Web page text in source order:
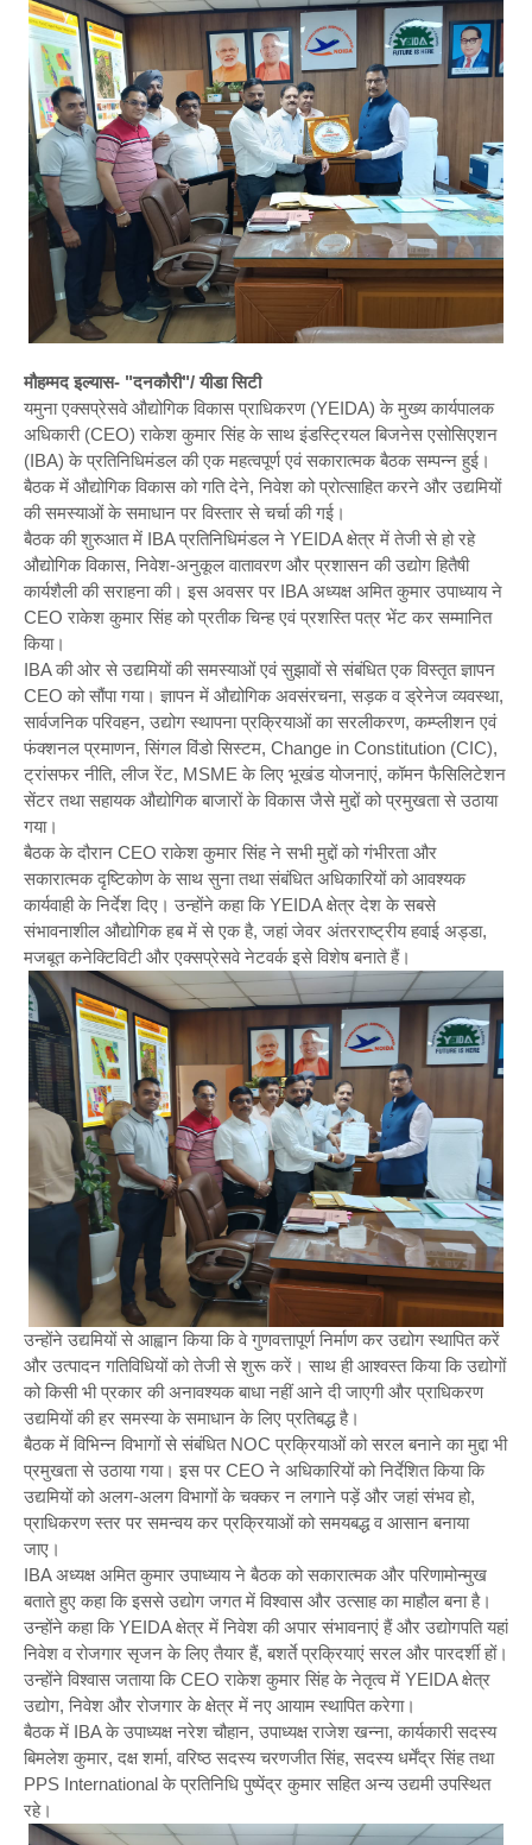
मौहम्मद इल्यास- "दनकौरी"/ यीडा सिटी
यमुना एक्सप्रेसवे औद्योगिक विकास प्राधिकरण (YEIDA) के मुख्य कार्यपालक
अधिकारी (CEO) राकेश कुमार सिंह के साथ इंडस्ट्रियल बिजनेस एसोसिएशन
(IBA) के प्रतिनिधिमंडल की एक महत्वपूर्ण एवं सकारात्मक बैठक सम्पन्न हुई।
बैठक में औद्योगिक विकास को गति देने, निवेश को प्रोत्साहित करने और उद्यमियों
की समस्याओं के समाधान पर विस्तार से चर्चा की गई।
बैठक की शुरुआत में IBA प्रतिनिधिमंडल ने YEIDA क्षेत्र में तेजी से हो रहे
औद्योगिक विकास, निवेश-अनुकूल वातावरण और प्रशासन की उद्योग हितैषी
कार्यशैली की सराहना की। इस अवसर पर IBA अध्यक्ष अमित कुमार उपाध्याय ने
CEO राकेश कुमार सिंह को प्रतीक चिन्ह एवं प्रशस्ति पत्र भेंट कर सम्मानित
किया।
IBA की ओर से उद्यमियों की समस्याओं एवं सुझावों से संबंधित एक विस्तृत ज्ञापन
CEO को सौंपा गया। ज्ञापन में औद्योगिक अवसंरचना, सड़क व ड्रेनेज व्यवस्था,
सार्वजनिक परिवहन, उद्योग स्थापना प्रक्रियाओं का सरलीकरण, कम्प्लीशन एवं
फंक्शनल प्रमाणन, सिंगल विंडो सिस्टम, Change in Constitution (CIC),
ट्रांसफर नीति, लीज रेंट, MSME के लिए भूखंड योजनाएं, कॉमन फैसिलिटेशन
सेंटर तथा सहायक औद्योगिक बाजारों के विकास जैसे मुद्दों को प्रमुखता से उठाया
गया।
बैठक के दौरान CEO राकेश कुमार सिंह ने सभी मुद्दों को गंभीरता और
सकारात्मक दृष्टिकोण के साथ सुना तथा संबंधित अधिकारियों को आवश्यक
कार्यवाही के निर्देश दिए। उन्होंने कहा कि YEIDA क्षेत्र देश के सबसे
संभावनाशील औद्योगिक हब में से एक है, जहां जेवर अंतरराष्ट्रीय हवाई अड्डा,
मजबूत कनेक्टिविटी और एक्सप्रेसवे नेटवर्क इसे विशेष बनाते हैं।
उन्होंने उद्यमियों से आह्वान किया कि वे गुणवत्तापूर्ण निर्माण कर उद्योग स्थापित करें
और उत्पादन गतिविधियों को तेजी से शुरू करें। साथ ही आश्वस्त किया कि उद्योगों
को किसी भी प्रकार की अनावश्यक बाधा नहीं आने दी जाएगी और प्राधिकरण
उद्यमियों की हर समस्या के समाधान के लिए प्रतिबद्ध है।
बैठक में विभिन्न विभागों से संबंधित NOC प्रक्रियाओं को सरल बनाने का मुद्दा भी
प्रमुखता से उठाया गया। इस पर CEO ने अधिकारियों को निर्देशित किया कि
उद्यमियों को अलग-अलग विभागों के चक्कर न लगाने पड़ें और जहां संभव हो,
प्राधिकरण स्तर पर समन्वय कर प्रक्रियाओं को समयबद्ध व आसान बनाया
जाए।
IBA अध्यक्ष अमित कुमार उपाध्याय ने बैठक को सकारात्मक और परिणामोन्मुख
बताते हुए कहा कि इससे उद्योग जगत में विश्वास और उत्साह का माहौल बना है।
उन्होंने कहा कि YEIDA क्षेत्र में निवेश की अपार संभावनाएं हैं और उद्योगपति यहां
निवेश व रोजगार सृजन के लिए तैयार हैं, बशर्ते प्रक्रियाएं सरल और पारदर्शी हों।
उन्होंने विश्वास जताया कि CEO राकेश कुमार सिंह के नेतृत्व में YEIDA क्षेत्र
उद्योग, निवेश और रोजगार के क्षेत्र में नए आयाम स्थापित करेगा।
बैठक में IBA के उपाध्यक्ष नरेश चौहान, उपाध्यक्ष राजेश खन्ना, कार्यकारी सदस्य
बिमलेश कुमार, दक्ष शर्मा, वरिष्ठ सदस्य चरणजीत सिंह, सदस्य धर्मेंद्र सिंह तथा
PPS International के प्रतिनिधि पुष्पेंद्र कुमार सहित अन्य उद्यमी उपस्थित
रहे।